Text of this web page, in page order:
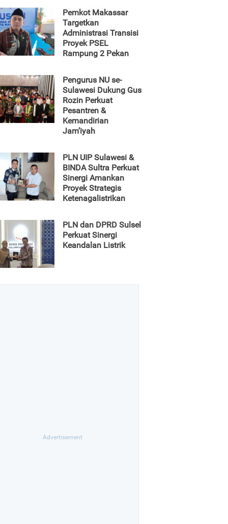
Pemkot Makassar
Targetkan
Administrasi Transisi
Proyek PSEL
Rampung 2 Pekan
Pengurus NU se-
Sulawesi Dukung Gus
Rozin Perkuat
Pesantren &
Kemandirian
Jam’iyah
PLN UIP Sulawesi &
BINDA Sultra Perkuat
Sinergi Amankan
Proyek Strategis
Ketenagalistrikan
PLN dan DPRD Sulsel
Perkuat Sinergi
Keandalan Listrik